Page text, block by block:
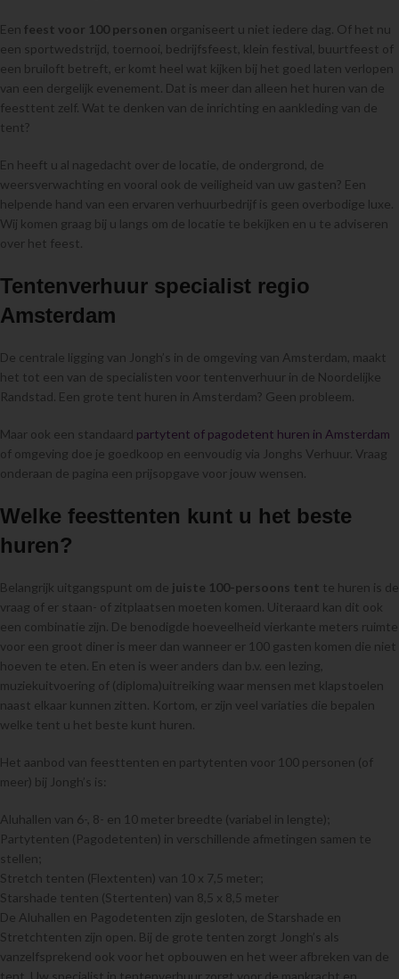
Een feest voor 100 personen organiseert u niet iedere dag. Of het nu
een sportwedstrijd, toernooi, bedrijfsfeest, klein festival, buurtfeest of
een bruiloft betreft, er komt heel wat kijken bij het goed laten verlopen
van een dergelijk evenement. Dat is meer dan alleen het huren van de
feesttent zelf. Wat te denken van de inrichting en aankleding van de
tent?
En heeft u al nagedacht over de locatie, de ondergrond, de
weersverwachting en vooral ook de veiligheid van uw gasten? Een
helpende hand van een ervaren verhuurbedrijf is geen overbodige luxe.
Wij komen graag bij u langs om de locatie te bekijken en u te adviseren
over het feest.
Tentenverhuur specialist regio
Amsterdam
De centrale ligging van Jongh’s in de omgeving van Amsterdam, maakt
het tot een van de specialisten voor tentenverhuur in de Noordelijke
Randstad. Een grote tent huren in Amsterdam? Geen probleem.
Maar ook een standaard partytent of pagodetent huren in Amsterdam
of omgeving doe je goedkoop en eenvoudig via Jonghs Verhuur. Vraag
onderaan de pagina een prijsopgave voor jouw wensen.
Welke feesttenten kunt u het beste
huren?
Belangrijk uitgangspunt om de juiste 100-persoons tent te huren is de
vraag of er staan- of zitplaatsen moeten komen. Uiteraard kan dit ook
een combinatie zijn. De benodigde hoeveelheid vierkante meters ruimte
voor een groot diner is meer dan wanneer er 100 gasten komen die niet
hoeven te eten. En eten is weer anders dan b.v. een lezing,
muziekuitvoering of (diploma)uitreiking waar mensen met klapstoelen
naast elkaar kunnen zitten. Kortom, er zijn veel variaties die bepalen
welke tent u het beste kunt huren.
Het aanbod van feesttenten en partytenten voor 100 personen (of
meer) bij Jongh’s is:
Aluhallen van 6-, 8- en 10 meter breedte (variabel in lengte);
Partytenten (Pagodetenten) in verschillende afmetingen samen te
stellen;
Stretch tenten (Flextenten) van 10 x 7,5 meter;
Starshade tenten (Stertenten) van 8,5 x 8,5 meter
De Aluhallen en Pagodetenten zijn gesloten, de Starshade en
Stretchtenten zijn open. Bij de grote tenten zorgt Jongh’s als
vanzelfsprekend ook voor het opbouwen en het weer afbreken van de
tent. Uw specialist in tentenverhuur zorgt voor de mankracht en